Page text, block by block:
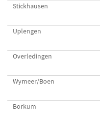
Stickhausen
Uplengen
Overledingen
Wymeer/Boen
Borkum